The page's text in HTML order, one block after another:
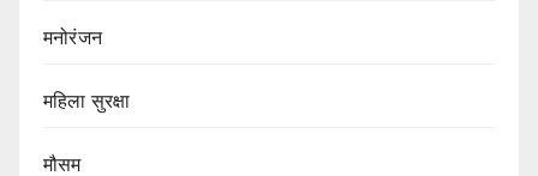
मनोरंजन
महिला सुरक्षा
मौसम